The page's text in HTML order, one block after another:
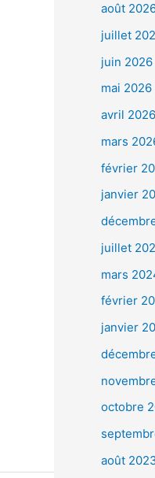
août
juillet
juin 2026
mai 2026
avril 2026
mars
février
janvier
juillet
mars
février
janvier
octobre
août